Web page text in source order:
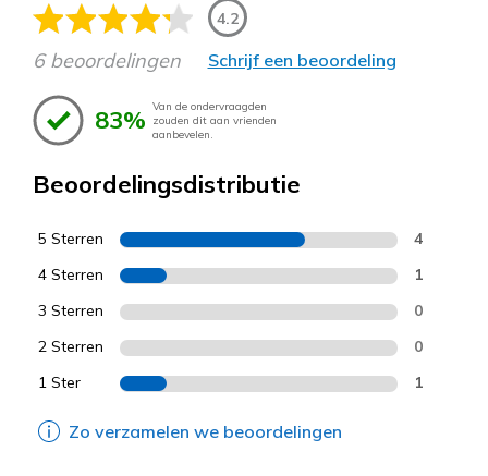
4.2
6 beoordelingen Schrijf een beoordeling
83% Van de ondervraagden
zouden dit aan vrienden
aanbevelen.
Beoordelingsdistributie
5 Sterren 4
4 Sterren 1
3 Sterren 0
2 Sterren 0
1 Ster 1
Zo verzamelen we beoordelingen